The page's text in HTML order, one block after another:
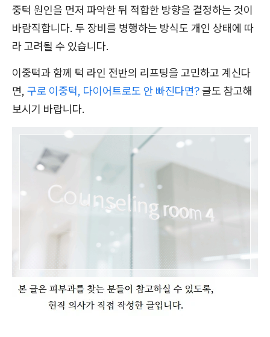
중턱 원인을 먼저 파악한 뒤 적합한 방향을 결정하는 것이
바람직합니다. 두 장비를 병행하는 방식도 개인 상태에 따
라 고려될 수 있습니다.
이중턱과 함께 턱 라인 전반의 리프팅을 고민하고 계신다
면, 구로 이중턱, 다이어트로도 안 빠진다면?글도 참고해
보시기 바랍니다.